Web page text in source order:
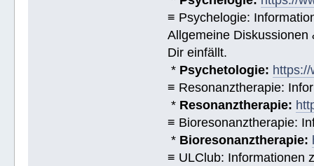
≡ Psychelogie:
Allgemeine
Dir einfällt.
* Psychetologie:
≡ Resonanztherapie:
* Resonanztherapie:
≡ Bioresonanztherapie:
* Bioresonanztherapie:
≡ ULClub: Informationen